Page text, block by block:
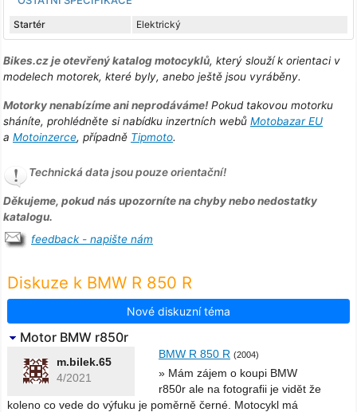
Startér Elektrický
Bikes.cz je otevřený katalog motocyklů, který slouží k orientaci v
modelech motorek, které byly, anebo ještě jsou vyráběny.
Motorky nenabízíme ani neprodáváme!Pokud takovou motorku
sháníte, prohlédněte si nabídku inzertních webů Motobazar EU
a Motoinzerce, případně Tipmoto.
Technická data jsou pouze orientační!
Děkujeme, pokud nás upozorníte na chyby nebo nedostatky
katalogu.
feedback - napište nám
Diskuze k BMW R 850 R
Nové diskuzní téma
Motor BMW r850r
m.bilek.65
4/2021
BMW R 850 R (2004)
» Mám zájem o koupi BMW
r850r ale na fotografii je vidět že
koleno co vede do výfuku je poměrně černé. Motocykl má